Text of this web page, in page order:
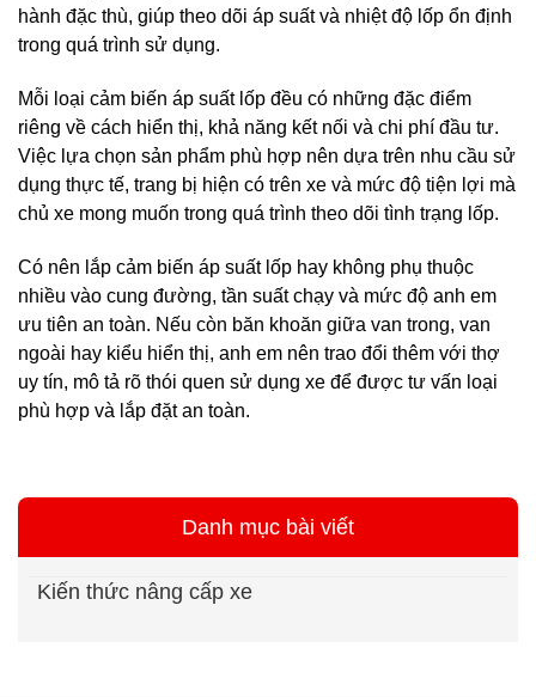
hành đặc thù, giúp theo dõi áp suất và nhiệt độ lốp ổn định
trong quá trình sử dụng.
Mỗi loại cảm biến áp suất lốp đều có những đặc điểm
riêng về cách hiển thị, khả năng kết nối và chi phí đầu tư.
Việc lựa chọn sản phẩm phù hợp nên dựa trên nhu cầu sử
dụng thực tế, trang bị hiện có trên xe và mức độ tiện lợi mà
chủ xe mong muốn trong quá trình theo dõi tình trạng lốp.
Có nên lắp cảm biến áp suất lốp hay không phụ thuộc
nhiều vào cung đường, tần suất chạy và mức độ anh em
ưu tiên an toàn. Nếu còn băn khoăn giữa van trong, van
ngoài hay kiểu hiển thị, anh em nên trao đổi thêm với thợ
uy tín, mô tả rõ thói quen sử dụng xe để được tư vấn loại
phù hợp và lắp đặt an toàn.
Danh mục bài viết
Kiến thức nâng cấp xe